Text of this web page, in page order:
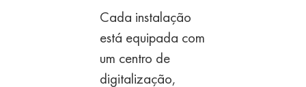
Cada instalação
está equipada com
um centro de
digitalização,